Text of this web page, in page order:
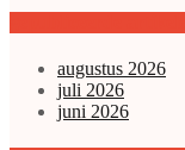
augustus 2026
juli 2026
juni 2026